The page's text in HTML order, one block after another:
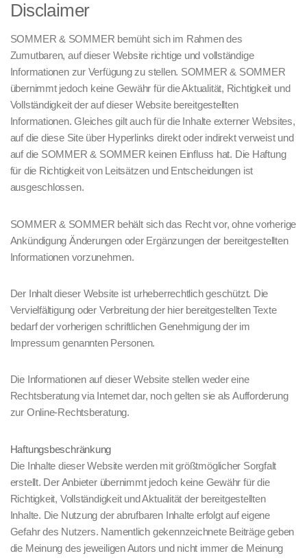
Disclaimer
SOMMER & SOMMER bemüht sich im Rahmen des
Zumutbaren, auf dieser Website richtige und vollständige
Informationen zur Verfügung zu stellen. SOMMER & SOMMER
übernimmt jedoch keine Gewähr für die Aktualität, Richtigkeit und
Vollständigkeit der auf dieser Website bereitgestellten
Informationen. Gleiches gilt auch für die Inhalte externer Websites,
auf die diese Site über Hyperlinks direkt oder indirekt verweist und
auf die SOMMER & SOMMER keinen Einfluss hat. Die Haftung
für die Richtigkeit von Leitsätzen und Entscheidungen ist
ausgeschlossen.
SOMMER & SOMMER behält sich das Recht vor, ohne vorherige
Ankündigung Änderungen oder Ergänzungen der bereitgestellten
Informationen vorzunehmen.
Der Inhalt dieser Website ist urheberrechtlich geschützt. Die
Vervielfältigung oder Verbreitung der hier bereitgestellten Texte
bedarf der vorherigen schriftlichen Genehmigung der im
Impressum genannten Personen.
Die Informationen auf dieser Website stellen weder eine
Rechtsberatung via Internet dar, noch gelten sie als Aufforderung
zur Online-Rechtsberatung.
Haftungsbeschränkung
Die Inhalte dieser Website werden mit größtmöglicher Sorgfalt
erstellt. Der Anbieter übernimmt jedoch keine Gewähr für die
Richtigkeit, Vollständigkeit und Aktualität der bereitgestellten
Inhalte. Die Nutzung der abrufbaren Inhalte erfolgt auf eigene
Gefahr des Nutzers. Namentlich gekennzeichnete Beiträge geben
die Meinung des jeweiligen Autors und nicht immer die Meinung